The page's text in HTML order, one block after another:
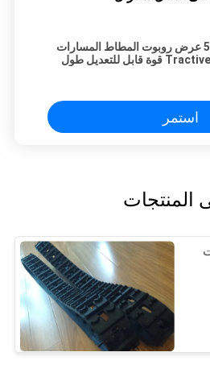
52mm عرض روبوت المطاط المسارات
استمر
المنتجات